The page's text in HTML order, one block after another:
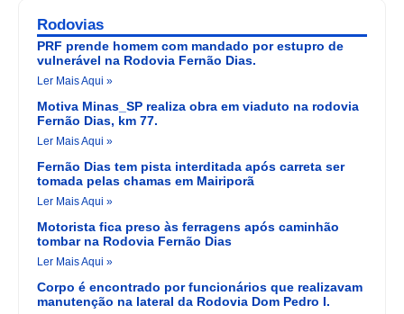
Rodovias
PRF prende homem com mandado por estupro de
vulnerável na Rodovia Fernão Dias.
Ler Mais Aqui »
Motiva Minas_SP realiza obra em viaduto na rodovia
Fernão Dias, km 77.
Ler Mais Aqui »
Fernão Dias tem pista interditada após carreta ser
tomada pelas chamas em Mairiporã
Ler Mais Aqui »
Motorista fica preso às ferragens após caminhão
tombar na Rodovia Fernão Dias
Ler Mais Aqui »
Corpo é encontrado por funcionários que realizavam
manutenção na lateral da Rodovia Dom Pedro I.